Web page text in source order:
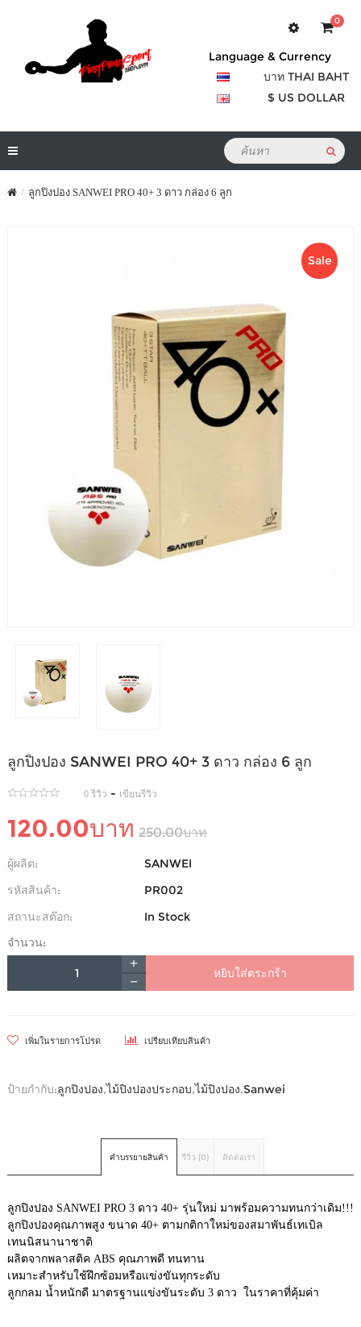
0
Language & Currency
บาท THAI BAHT
$ US DOLLAR
ลูกปิงปอง SANWEI PRO 40+ 3 ดาว กล่อง 6 ลูก
Sale
ลูกปิงปอง SANWEI PRO 40+ 3 ดาว กล่อง 6 ลูก
0 รีวิว - เขียนรีวิว
120.00บาท 250.00บาท
ผู้ผลิต:
SANWEI
รหัสสินค้า:
PR002
สถานะสต๊อก:
In Stock
จำนวน:
หยิบใส่ตระกร้า
เพิ่มในรายการโปรด เปรียบเทียบสินค้า
ป้ายกำกับ:ลูกปิงปอง,ไม้ปิงปองประกอบ,ไม้ปิงปอง,Sanwei
คำบรรยายสินค้า รีวิว (0) ติดต่อเรา
ลูกปิงปอง SANWEI PRO 3 ดาว 40+ รุ่นใหม่ มาพร้อมความทนกว่าเดิม!!!
ลูกปิงปองคุณภาพสูง ขนาด 40+ ตามกติกาใหม่ของสมาพันธ์เทเบิล
เทนนิสนานาชาติ
ผลิตจากพลาสติค ABS คุณภาพดี ทนทาน
เหมาะสำหรับใช้ฝึกซ้อมหรือแข่งขันทุกระดับ
ลูกกลม น้ำหนักดี มาตรฐานแข่งขันระดับ 3 ดาว ในราคาที่คุ้มค่า